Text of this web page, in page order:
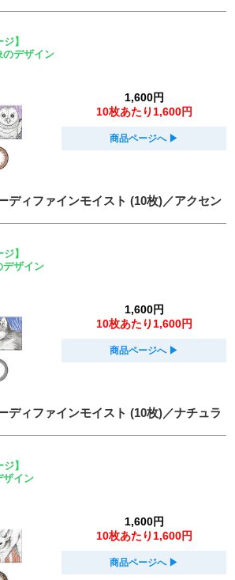
】
のデザイン
1,600円
10枚あたり1,600円
商品ページへ ▶︎
ディファインモイスト (10枚)／アクセン
】
デザイン
1,600円
10枚あたり1,600円
商品ページへ ▶︎
ディファインモイスト (10枚)／ナチュラ
】
ザイン
1,600円
10枚あたり1,600円
商品ページへ ▶︎